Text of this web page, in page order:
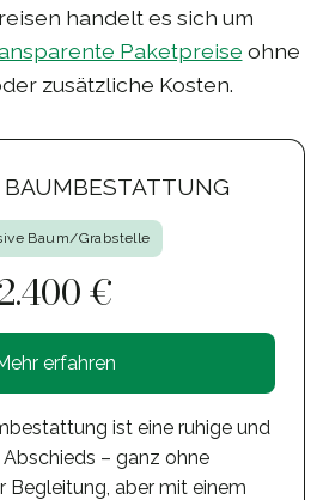
handelt es sich um
Paketpreise ohne
zusätzliche Kosten.
Baum/Grabstelle
€
erfahren
ist eine ruhige und
– ganz ohne
Begleitung, aber mit einem